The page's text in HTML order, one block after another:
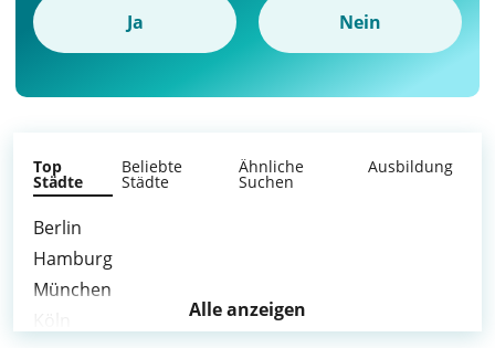
Ja Nein
Top
Städte
Beliebte
Städte
Ähnliche
Suchen
Ausbildung
Berlin
Hamburg
München
Alle anzeigen